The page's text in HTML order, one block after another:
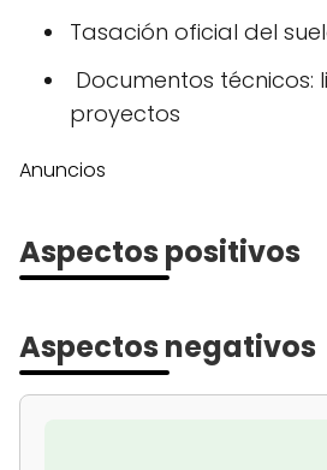
Tasación oficial del
Documentos técnicos:
proyectos
Anuncios
Aspectos positivos
Aspectos negativos